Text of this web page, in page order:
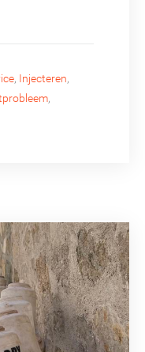
, Injecteren,
,